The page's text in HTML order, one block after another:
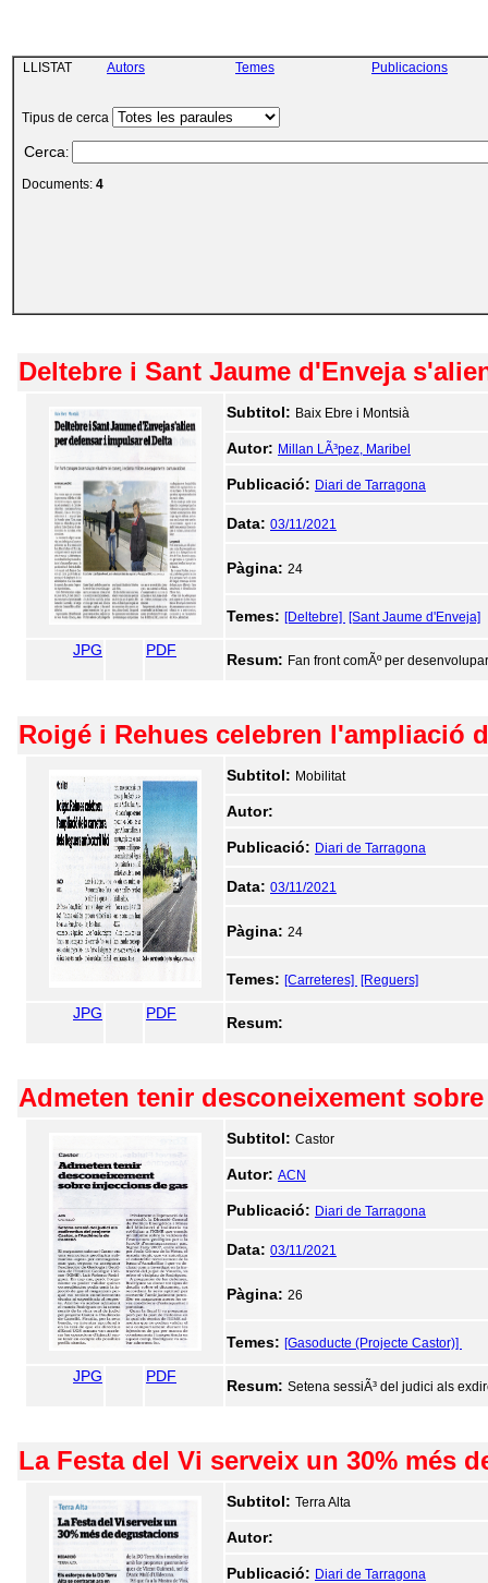
LLISTAT Autors Temes Publicacions
Tipus de cerca
Cerca:
Documents: 4
Deltebre i Sant Jaume d'Enveja
Subtitol: Baix Ebre i Montsià
Autor: Millan LÃ³pez, Maribel
Publicació: Diari de Tarragona
Data: 03/11/2021
Pàgina: 24
Temes: [Deltebre] [Sant Jaume d'Enveja]
JPG PDF
Resum: Fan front comÃº per
Roigé i Rehues celebren l'ampliació
Subtitol: Mobilitat
Autor:
Publicació: Diari de Tarragona
Data: 03/11/2021
Pàgina: 24
Temes: [Carreteres] [Reguers]
JPG PDF
Resum:
Admeten tenir desconeixement
Subtitol: Castor
Autor: ACN
Publicació: Diari de Tarragona
Data: 03/11/2021
Pàgina: 26
Temes: [Gasoducte (Projecte Castor)]
JPG PDF
Resum: Setena sessiÃ³ del judici als
La Festa del Vi serveix un 30% més
Subtitol: Terra Alta
Autor:
Publicació: Diari de Tarragona